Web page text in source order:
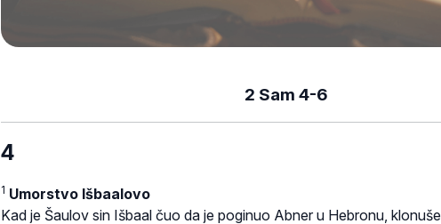
2 Sam 4-6
4
1 Umorstvo Išbaalovo
Kad je Šaulov sin Išbaal čuo da je poginuo Abner u Hebronu,